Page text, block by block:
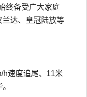
终备受广大家庭
达、皇冠陆放等
h速度追尾、11米